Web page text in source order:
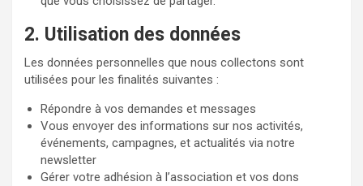
2. Utilisation des données
Les données personnelles que nous collectons sont
utilisées pour les finalités suivantes :
Répondre à vos demandes et messages
Vous envoyer des informations sur nos activités,
événements, campagnes, et actualités via notre
newsletter
Gérer votre adhésion à l’association et vos dons